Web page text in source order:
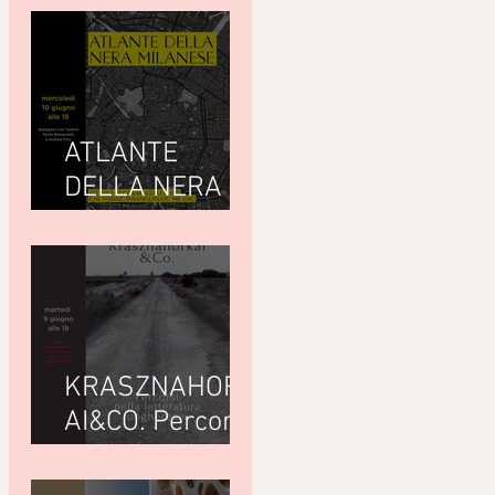
ATLANTE
DELLA NERA
Giuseppe
Paternò
Raddusa (Utet)
KRASZNAHORK
AI&CO. Percorsi